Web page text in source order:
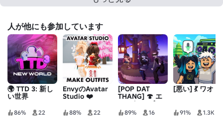
人が他にも参加しています
🌍 TTD 3: 新し
い世界
86% 22
EnvyのAvatar
Studio ❤️
88% 22
[POP DAT
THANG] 🍄 エ
モートBlox²
89% 16
[悪い] 💃 ワオ
91% 1.3K